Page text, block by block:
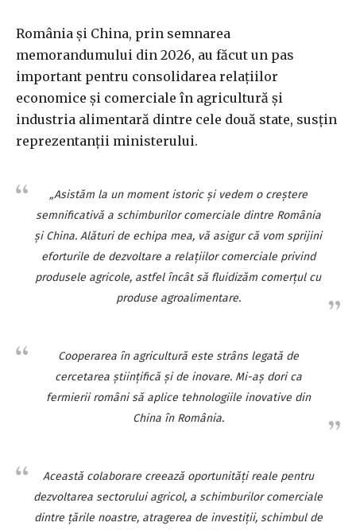
România şi China, prin semnarea
memorandumului din 2026, au făcut un pas
important pentru consolidarea relaţiilor
economice şi comerciale în agricultură şi
industria alimentară dintre cele două state, susţin
reprezentanţii ministerului.
„Asistăm la un moment istoric şi vedem o creştere
semnificativă a schimburilor comerciale dintre România
şi China. Alături de echipa mea, vă asigur că vom sprijini
eforturile de dezvoltare a relaţiilor comerciale privind
produsele agricole, astfel încât să fluidizăm comerţul cu
produse agroalimentare.
Cooperarea în agricultură este strâns legată de
cercetarea ştiinţifică şi de inovare. Mi-aş dori ca
fermierii români să aplice tehnologiile inovative din
China în România.
Această colaborare creează oportunităţi reale pentru
dezvoltarea sectorului agricol, a schimburilor comerciale
dintre ţările noastre, atragerea de investiţii, schimbul de